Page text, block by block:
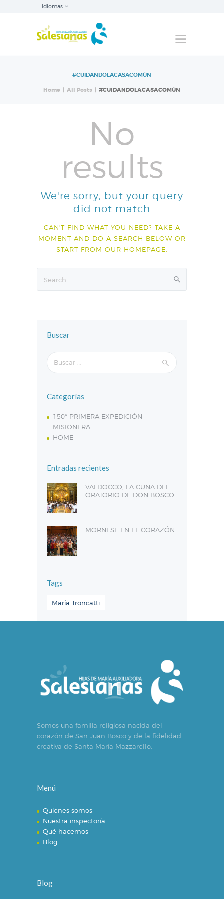
Idiomas
#CUIDANDOLACASACOMÚN
Home All Posts #CUIDANDOLACASACOMÚN
QUIÉNES SOMOS
INSPECTORÍA
QUÉ HACEMOS
No
results
We're sorry, but your query
did not match
CAN'T FIND WHAT YOU NEED? TAKE A
MOMENT AND DO A SEARCH BELOW OR
START FROM OUR HOMEPAGE.
Buscar
Buscar:
Categorías
150º PRIMERA EXPEDICIÓN
MISIONERA
HOME
Entradas recientes
VALDOCCO, LA CUNA DEL
ORATORIO DE DON BOSCO
MORNESE EN EL CORAZÓN
Tags
María Troncatti
Somos una familia religiosa nacida del
corazón de San Juan Bosco y de la fidelidad
creativa de Santa María Mazzarello.
Menú
Quienes somos
Nuestra inspectoría
Qué hacemos
Blog
Blog